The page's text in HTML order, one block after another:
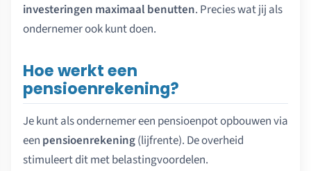
investeringen maximaal benutten. Precies wat jij als
ondernemer ook kunt doen.
Hoe werkt een
pensioenrekening?
Je kunt als ondernemer een pensioenpot opbouwen via
een pensioenrekening(lijfrente). De overheid
stimuleert dit met belastingvoordelen.